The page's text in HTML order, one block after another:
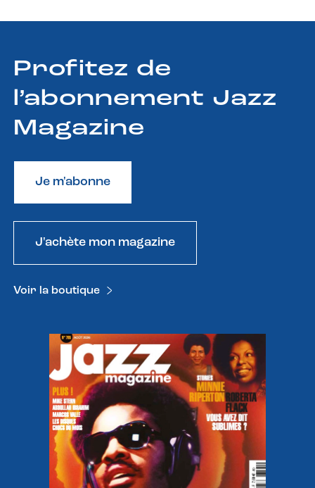
Profitez de
l’abonnement Jazz
Magazine
Je m'abonne
J'achète mon magazine
Voir la boutique